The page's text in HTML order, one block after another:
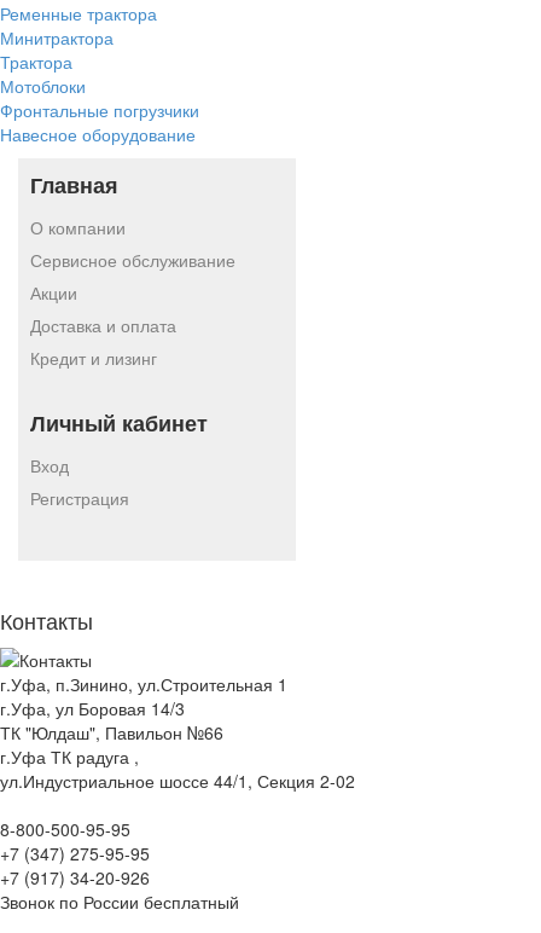
Ременные трактора
Минитрактора
Трактора
Мотоблоки
Фронтальные погрузчики
Навесное оборудование
Главная
О компании
Сервисное обслуживание
Акции
Доставка и оплата
Кредит и лизинг
Личный кабинет
Вход
Регистрация
Контакты
г.Уфа, п.Зинино, ул.Строительная 1
г.Уфа, ул Боровая 14/3
ТК "Юлдаш", Павильон №66
г.Уфа ТК радуга ,
ул.Индустриальное шоссе 44/1, Секция 2-02
8-800-500-95-95
+7 (347) 275-95-95
+7 (917) 34-20-926
Звонок по России бесплатный